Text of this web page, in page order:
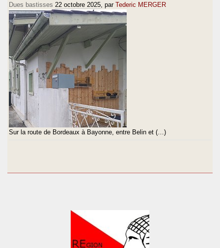
Dues bastisses 22 octobre 2025 , par Tederic MERGER
Sur la route de Bordeaux à Bayonne, entre Belin et (…)